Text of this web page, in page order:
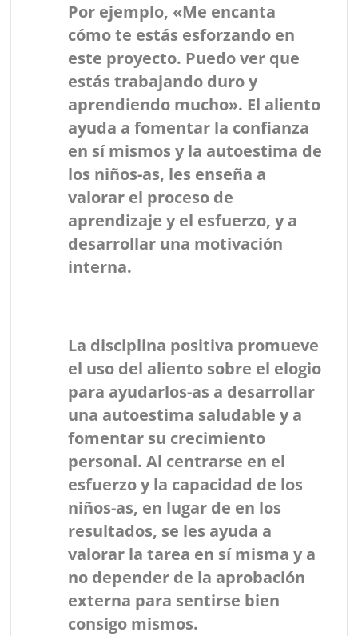
Por ejemplo, «Me encanta
cómo te estás esforzando en
este proyecto. Puedo ver que
estás trabajando duro y
aprendiendo mucho». El aliento
ayuda a fomentar la confianza
en sí mismos y la autoestima de
los niños-as, les enseña a
valorar el proceso de
aprendizaje y el esfuerzo, y a
desarrollar una motivación
interna.
La disciplina positiva promueve
el uso del aliento sobre el elogio
para ayudarlos-as a desarrollar
una autoestima saludable y a
fomentar su crecimiento
personal. Al centrarse en el
esfuerzo y la capacidad de los
niños-as, en lugar de en los
resultados, se les ayuda a
valorar la tarea en sí misma y a
no depender de la aprobación
externa para sentirse bien
consigo mismos.